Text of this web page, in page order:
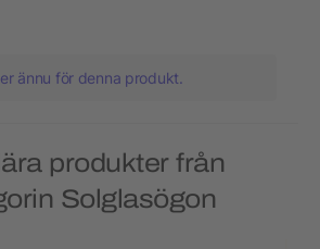
ännu för denna produkt.
produkter från
Solglasögon